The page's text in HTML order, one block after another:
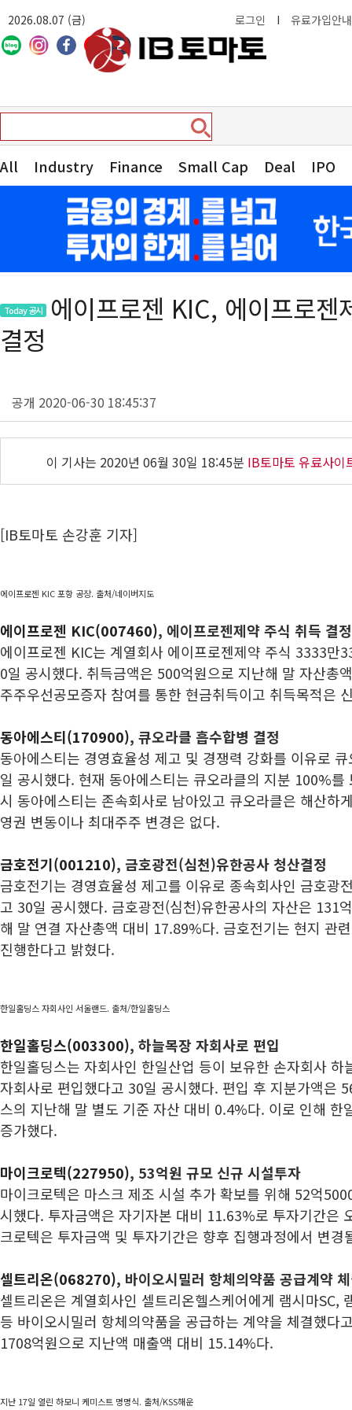
2026.08.07 (금) 로그인 I 유료가입안내
All Industry Finance Small Cap Deal IPO
Today 공시
에이프로젠 KIC, 에이프로젠
결정
공개 2020-06-30 18:45:37
이 기사는 2020년 06월 30일 18:45분 IB토마토 유료사이
[IB토마토 손강훈 기자]
에이프로젠 KIC 포항 공장. 출처/네이버지도
에이프로젠 KIC(007460), 에이프로젠제약 주식 취득 결정
에이프로젠 KIC는 계열회사 에이프로젠제약 주식 3333만
0일 공시했다. 취득금액은 500억원으로 지난해 말 자산총
주주우선공모증자 참여를 통한 현금취득이고 취득목적은
동아에스티(170900), 큐오라클 흡수합병 결정
동아에스티는 경영효율성 제고 및 경쟁력 강화를 이유로
일 공시했다. 현재 동아에스티는 큐오라클의 지분 100%를
시 동아에스티는 존속회사로 남아있고 큐오라클은 해산하
영권 변동이나 최대주주 변경은 없다.
금호전기(001210), 금호광전(심천)유한공사 청산결정
금호전기는 경영효율성 제고를 이유로 종속회사인 금호광
고 30일 공시했다. 금호광전(심천)유한공사의 자산은 131
해 말 연결 자산총액 대비 17.89%다. 금호전기는 현지 관
진행한다고 밝혔다.
한일홀딩스 자회사인 서울랜드. 출처/한일홀딩스
한일홀딩스(003300), 하늘목장 자회사로 편입
한일홀딩스는 자회사인 한일산업 등이 보유한 손자회사 하
자회사로 편입했다고 30일 공시했다. 편입 후 지분가액은
스의 지난해 말 별도 기준 자산 대비 0.4%다. 이로 인해 한
증가했다.
마이크로텍(227950), 53억원 규모 신규 시설투자
마이크로텍은 마스크 제조 시설 추가 확보를 위해 52억
시했다. 투자금액은 자기자본 대비 11.63%로 투자기간은
크로텍은 투자금액 및 투자기간은 향후 집행과정에서 변경
셀트리온(068270), 바이오시밀러 항체의약품 공급계약
셀트리온은 계열회사인 셀트리온헬스케어에게 램시마SC,
등 바이오시밀러 항체의약품을 공급하는 계약을 체결했다
1708억원으로 지난액 매출액 대비 15.14%다.
지난 17일 열린 하모니 케미스트 명명식. 출처/KSS해운